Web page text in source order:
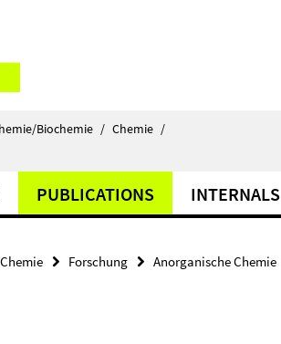
Biochemie / Chemie /
PUBLICATIONS INTERNALS
Chemie Forschung Anorganische Chemie